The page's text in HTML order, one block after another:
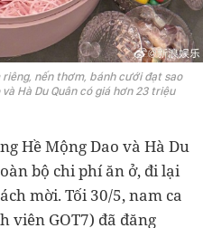
nến thơm, bánh cưới đạt sao
Hà Du Quân có giá hơn 23 triệu
Hề Mộng Dao và Hà Du
bộ chi phí ăn ở, đi lại
mời. Tối 30/5, nam ca
viên GOT7) đã đăng